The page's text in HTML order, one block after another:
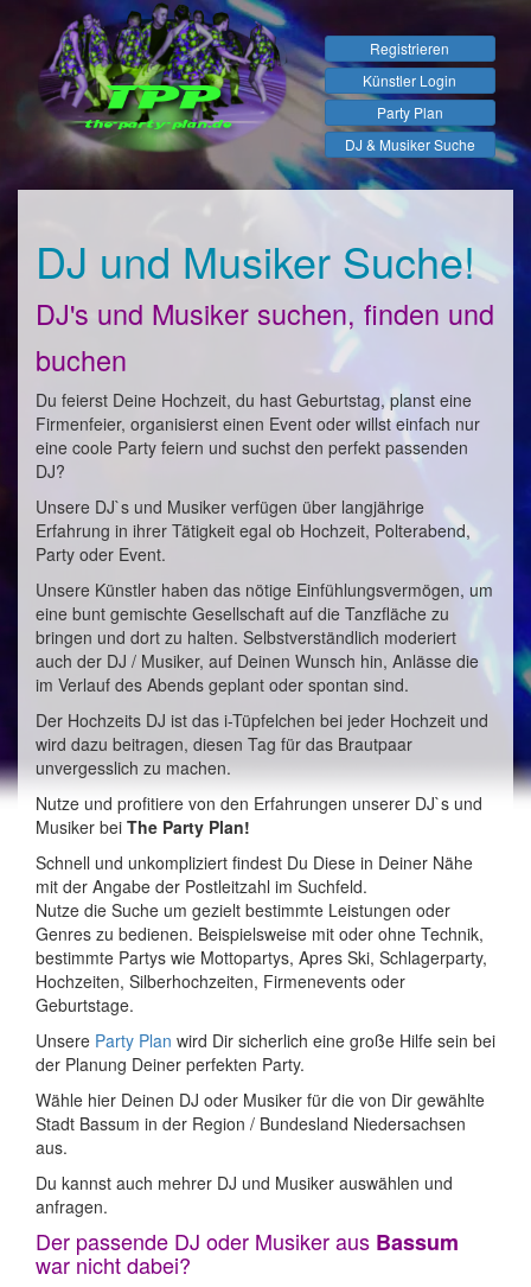
Registrieren
Künstler Login
Party Plan
DJ & Musiker Suche
DJ und Musiker Suche!
DJ's und Musiker suchen, finden und
buchen
Du feierst Deine Hochzeit, du hast Geburtstag, planst eine
Firmenfeier, organisierst einen Event oder willst einfach nur
eine coole Party feiern und suchst den perfekt passenden
DJ?
Unsere DJ`s und Musiker verfügen über langjährige
Erfahrung in ihrer Tätigkeit egal ob Hochzeit, Polterabend,
Party oder Event.
Unsere Künstler haben das nötige Einfühlungsvermögen, um
eine bunt gemischte Gesellschaft auf die Tanzfläche zu
bringen und dort zu halten. Selbstverständlich moderiert
auch der DJ / Musiker, auf Deinen Wunsch hin, Anlässe die
im Verlauf des Abends geplant oder spontan sind.
Der Hochzeits DJ ist das i-Tüpfelchen bei jeder Hochzeit und
wird dazu beitragen, diesen Tag für das Brautpaar
unvergesslich zu machen.
Nutze und profitiere von den Erfahrungen unserer DJ`s und
Musiker bei The Party Plan!
Schnell und unkompliziert findest Du Diese in Deiner Nähe
mit der Angabe der Postleitzahl im Suchfeld.
Nutze die Suche um gezielt bestimmte Leistungen oder
Genres zu bedienen. Beispielsweise mit oder ohne Technik,
bestimmte Partys wie Mottopartys, Apres Ski, Schlagerparty,
Hochzeiten, Silberhochzeiten, Firmenevents oder
Geburtstage.
Unsere Party Plan wird Dir sicherlich eine große Hilfe sein bei
der Planung Deiner perfekten Party.
Wähle hier Deinen DJ oder Musiker für die von Dir gewählte
Stadt Bassum in der Region / Bundesland Niedersachsen
aus.
Du kannst auch mehrer DJ und Musiker auswählen und
anfragen.
Der passende DJ oder Musiker aus Bassum
war nicht dabei?